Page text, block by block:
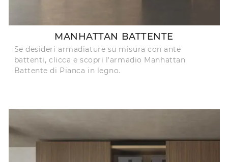
MANHATTAN BATTENTE
Se desideri armadiature su misura con ante
battenti, clicca e scopri l'armadio Manhattan
Battente di Pianca in legno.